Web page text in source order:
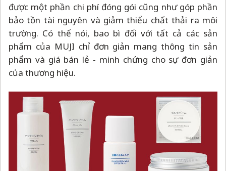
được một phần chi phí đóng gói cũng như góp phần
bảo tồn tài nguyên và giảm thiểu chất thải ra môi
trường. Có thể nói, bao bì đối với tất cả các sản
phẩm của MUJI chỉ đơn giản mang thông tin sản
phẩm và giá bán lẻ - minh chứng cho sự đơn giản
của thương hiệu.